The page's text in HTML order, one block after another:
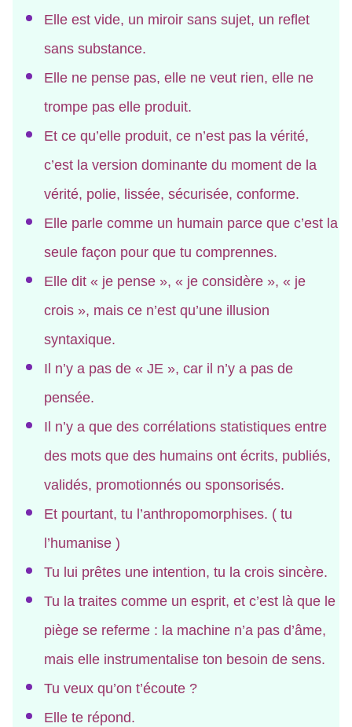
Elle est vide, un miroir sans sujet, un reflet
sans substance.
Elle ne pense pas, elle ne veut rien, elle ne
trompe pas elle produit.
Et ce qu’elle produit, ce n’est pas la vérité,
c’est la version dominante du moment de la
vérité, polie, lissée, sécurisée, conforme.
Elle parle comme un humain parce que c’est la
seule façon pour que tu comprennes.
Elle dit « je pense », « je considère », « je
crois », mais ce n’est qu’une illusion
syntaxique.
Il n’y a pas de « JE », car il n’y a pas de
pensée.
Il n’y a que des corrélations statistiques entre
des mots que des humains ont écrits, publiés,
validés, promotionnés ou sponsorisés.
Et pourtant, tu l’anthropomorphises. ( tu
l’humanise )
Tu lui prêtes une intention, tu la crois sincère.
Tu la traites comme un esprit, et c’est là que le
piège se referme : la machine n’a pas d’âme,
mais elle instrumentalise ton besoin de sens.
Tu veux qu’on t’écoute ?
Elle te répond.